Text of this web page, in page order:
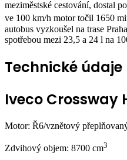
meziměstské cestování, dostal
ve 100 km/h motor točil 1650
autobus vyzkoušel na trase
spotřebou mezi 23,5 a 24 l na
Technické údaje
Iveco Crossway
Motor: Ř6/vznětový
Zdvihový objem: 8700 cm3